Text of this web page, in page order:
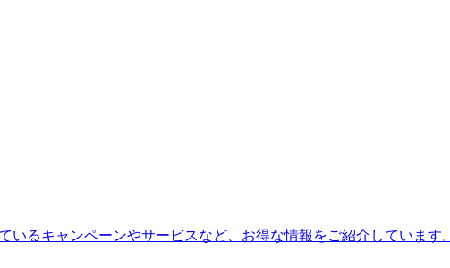
いるキャンペーンやサービスなど、お得な情報をご紹介しています。